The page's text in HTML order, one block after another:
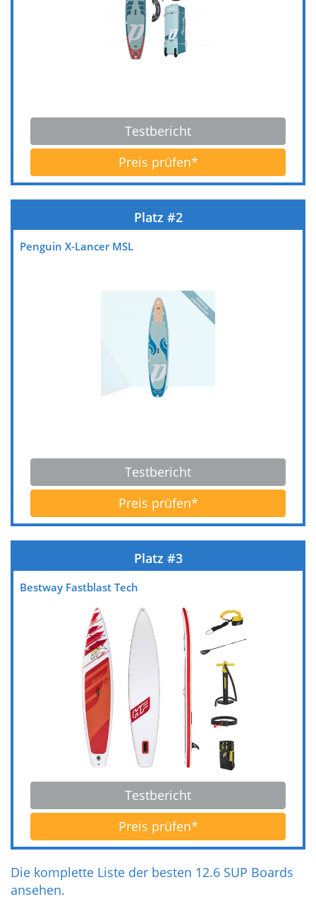
Testbericht
Preis prüfen*
Testbericht
Preis prüfen*
Bestway Fastblast Tech
Testbericht